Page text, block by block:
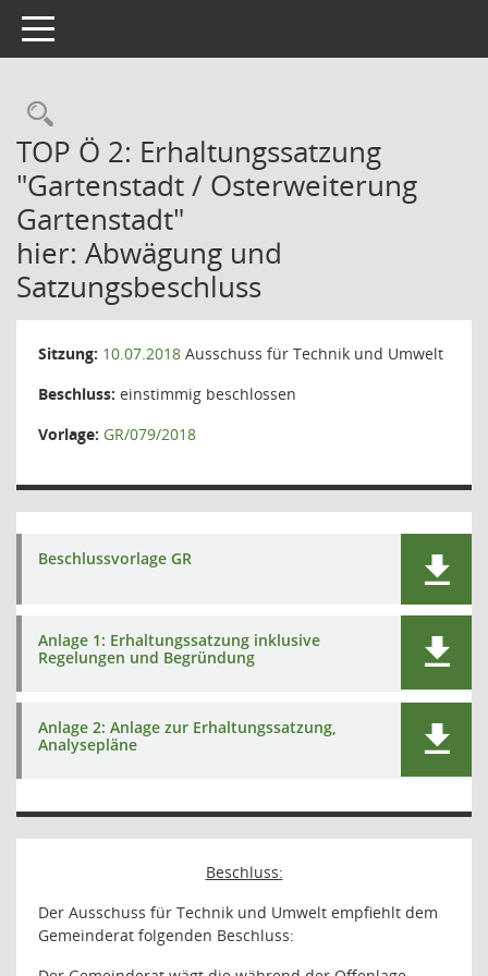
Toggle navigation
TOP Ö 2: Erhaltungssatzung
"Gartenstadt / Osterweiterung
Gartenstadt"
hier: Abwägung und
Satzungsbeschluss
Sitzung: 10.07.2018 Ausschuss für Technik und Umwelt
Beschluss: einstimmig beschlossen
Vorlage: GR/079/2018
Beschlussvorlage GR
Anlage 1: Erhaltungssatzung inklusive
Regelungen und Begründung
Anlage 2: Anlage zur Erhaltungssatzung,
Analysepläne
Beschluss:
Der Ausschuss für Technik und Umwelt empfiehlt dem
Gemeinderat folgenden Beschluss: